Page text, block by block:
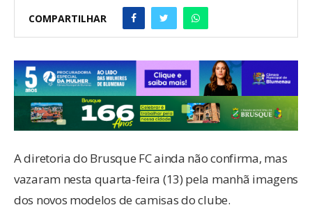
COMPARTILHAR
A diretoria do Brusque FC ainda não confirma, mas
vazaram nesta quarta-feira (13) pela manhã imagens
dos novos modelos de camisas do clube.